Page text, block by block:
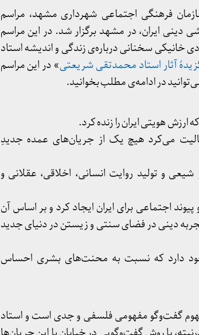
فرهنگی اجتماعی شهرداری مشهد، مراسم
دینی ایران، در مشهد برگزار شد. در این مراسم
سخنانی درباره‌ی زندگی و اندیشه استاد
آثار استاد محمدتقی شریعتی» در این مراسم
در ادامه‌ی مطلب بخوانید.
هویتی ایران را زنده کرد.
فعالیت می‌کرد هیچ یک از جریان‌های عمده جدیدِ
و تولید روایت انسانی، اخلاقی، عقلانی و
اجتماعی برای ایران ایجاد کرد و بر اساس آن
دینی در فضای سنتی و زیستن در دنیای جدید
وجود دارد که نسبت به محنت‌های بشری احساس
بود. امروز مفهوم گفت‌وگو مفهومی فلسفی و جدی است و استاد